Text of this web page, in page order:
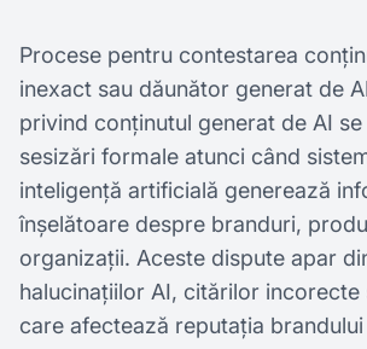
Procese pentru contestarea
inexact sau dăunător generat de
privind conținutul generat de AI
sesizări formale atunci când
inteligență artificială generează
înșelătoare despre branduri,
organizații. Aceste dispute apar
halucinațiilor AI, citărilor incorecte
care afectează reputația